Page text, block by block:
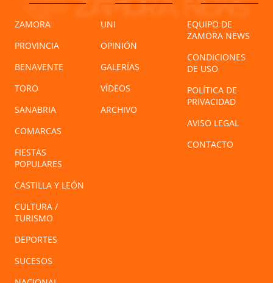
ZAMORA
PROVINCIA
BENAVENTE
TORO
SANABRIA
COMARCAS
FIESTAS
POPULARES
CASTILLA Y LEÓN
CULTURA /
TURISMO
DEPORTES
SUCESOS
UNI
OPINIÓN
GALERÍAS
VÍDEOS
ARCHIVO
EQUIPO DE
ZAMORA NEWS
CONDICIONES
DE USO
POLÍTICA DE
PRIVACIDAD
AVISO LEGAL
CONTACTO